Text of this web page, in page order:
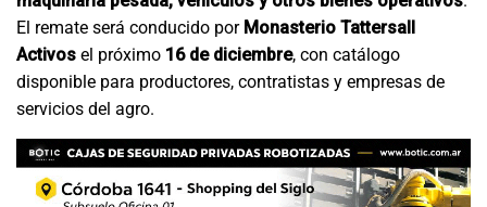
El remate será conducido por Monasterio Tattersall
Activos el próximo 16 de diciembre, con catálogo
disponible para productores, contratistas y empresas de
servicios del agro.